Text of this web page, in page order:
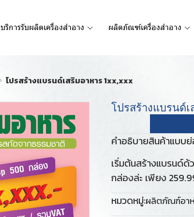
บริการรับผลิตเครื่องสำอาง ผลิตภัณฑ์เครื่องสำอาง
โปรสร้างแบรนด์เสริมอาหาร 1xx,xxx
โปรสร้างแบรนด์
คำอธิบายสินค้าแบบ
เริ่มต้นสร้างแบรนด์
กล่องล่ะ เพียง
หมวดหมู่:ผลิตภัณฑ์อาห